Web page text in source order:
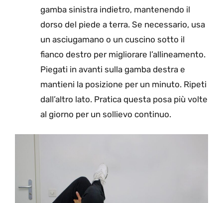
gamba sinistra indietro, mantenendo il
dorso del piede a terra. Se necessario, usa
un asciugamano o un cuscino sotto il
fianco destro per migliorare l’allineamento.
Piegati in avanti sulla gamba destra e
mantieni la posizione per un minuto. Ripeti
dall’altro lato. Pratica questa posa più volte
al giorno per un sollievo continuo.